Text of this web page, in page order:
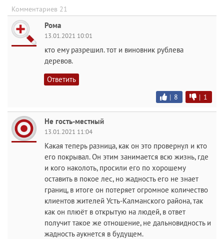
Комментариев 21
Рома
13.01.2021 10:01
кто ему разрешил. тот и виновник рублева
деревов.
Ответить
| 8 | 1
Не гость-местный
13.01.2021 11:04
Какая теперь разница, как он это провернул и кто
его покрывал. Он этим занимается всю жизнь, где
и кого наколоть, просили его по хорошему
оставить в покое лес, но жадность его не знает
границ, в итоге он потеряет огромное количество
клиентов жителей Усть-Калманского района, так
как он плюёт в открытую на людей, в ответ
получит такое же отношение, не дальновидность и
жадность аукнется в будущем.